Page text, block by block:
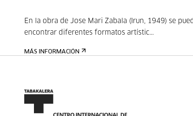
En la obra de Jose Mari Zabala (Irun, 1949) se
encontrar diferentes formatos artístic...
MÁS INFORMACIÓN